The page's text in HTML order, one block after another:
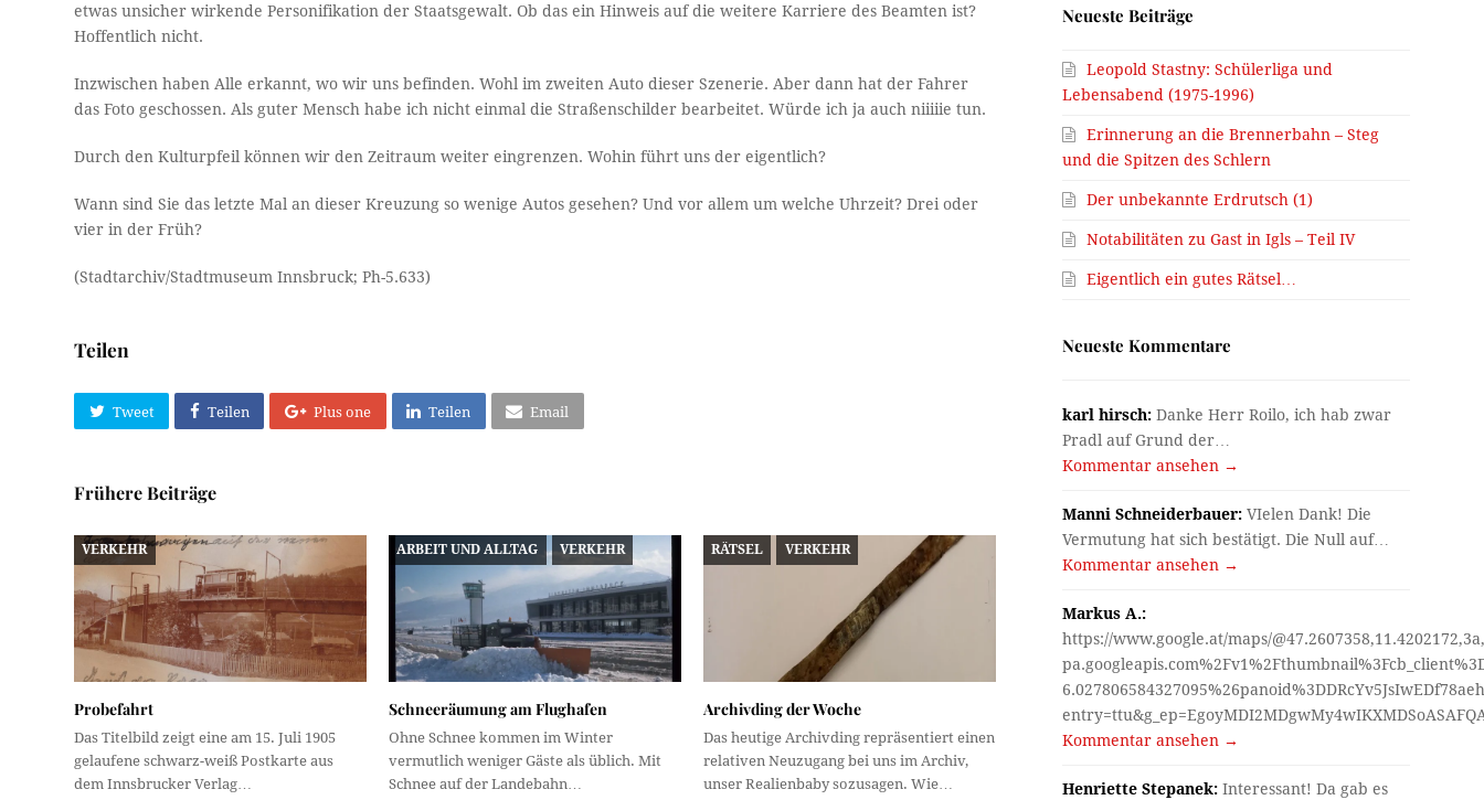
etwas unsicher wirkende Personifikation der Staatsgewalt. Ob das ein Hinweis auf die weitere Karriere des Beamten ist?
Hoffentlich nicht.
Inzwischen haben Alle erkannt, wo wir uns befinden. Wohl im zweiten Auto dieser Szenerie. Aber dann hat der Fahrer
das Foto geschossen. Als guter Mensch habe ich nicht einmal die Straßenschilder bearbeitet. Würde ich ja auch niiiiie tun.
Durch den Kulturpfeil können wir den Zeitraum weiter eingrenzen. Wohin führt uns der eigentlich?
Wann sind Sie das letzte Mal an dieser Kreuzung so wenige Autos gesehen? Und vor allem um welche Uhrzeit? Drei oder
vier in der Früh?
(Stadtarchiv/Stadtmuseum Innsbruck; Ph-5.633)
Teilen
Tweet Teilen Plus one Teilen Email
Frühere Beiträge
VERKEHR
Probefahrt
Das Titelbild zeigt eine am 15. Juli 1905
gelaufene schwarz-weiß Postkarte aus
dem Innsbrucker Verlag…
ARBEIT UND ALLTAG VERKEHR
Schneeräumung am Flughafen
Ohne Schnee kommen im Winter
vermutlich weniger Gäste als üblich. Mit
Schnee auf der Landebahn…
RÄTSEL VERKEHR
Archivding der Woche
Das heutige Archivding repräsentiert einen
relativen Neuzugang bei uns im Archiv,
unser Realienbaby sozusagen. Wie…
Neueste Beiträge
Leopold Stastny: Schülerliga und
Lebensabend (1975-1996)
Erinnerung an die Brennerbahn – Steg
und die Spitzen des Schlern
Der unbekannte Erdrutsch (1)
Notabilitäten zu Gast in Igls – Teil IV
Eigentlich ein gutes Rätsel…
Neueste Kommentare
karl hirsch: Danke Herr Roilo, ich hab zwar
Pradl auf Grund der…
Kommentar ansehen →
Manni Schneiderbauer: VIelen Dank! Die
Vermutung hat sich bestätigt. Die Null auf…
Kommentar ansehen →
Markus A.:
https://www.google.at/maps/
Kommentar ansehen →
Henriette Stepanek: Interessant! Da gab es